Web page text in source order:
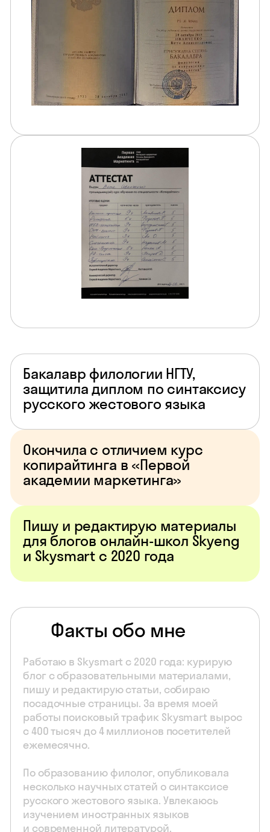
Бакалавр филологии НГТУ,
защитила диплом по синтаксису
русского жестового языка
Окончила с отличием курс
копирайтинга в «Первой
академии маркетинга»
Пишу и редактирую материалы
для блогов онлайн-школ Skyeng
и Skysmart с 2020 года
Факты обо мне
Работаю в Skysmart с 2020 года: курирую
блог с образовательными материалами,
пишу и редактирую статьи, собираю
посадочные страницы. За время моей
работы поисковый трафик Skysmart вырос
с 400 тысяч до 4 миллионов посетителей
ежемесячно.
По образованию филолог, опубликовала
несколько научных статей о синтаксисе
русского жестового языка. Увлекаюсь
изучением иностранных языков
и современной литературой.